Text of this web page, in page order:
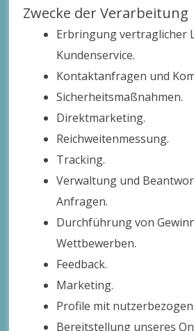
Zwecke der Verarbeitung
Erbringung vertraglicher
Kundenservice.
Kontaktanfragen und
Sicherheitsmaßnahmen.
Direktmarketing.
Reichweitenmessung.
Tracking.
Verwaltung und
Anfragen.
Durchführung von
Wettbewerben.
Feedback.
Marketing.
Profile mit
Bereitstellung unseres